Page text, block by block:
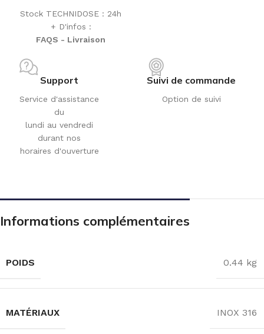
Stock TECHNIDOSE : 24h
+ D'infos :
FAQS - Livraison
Support
Service d'assistance
du
lundi au vendredi
durant nos
horaires d'ouverture
Suivi de commande
Option de suivi
Informations complémentaires
POIDS 0.44 kg
MATÉRIAUX INOX 316